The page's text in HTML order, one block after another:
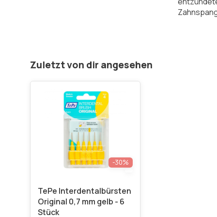
Zuletzt von dir angesehen
-30%
TePe Interdentalbürsten
Original 0,7 mm gelb - 6
Stück